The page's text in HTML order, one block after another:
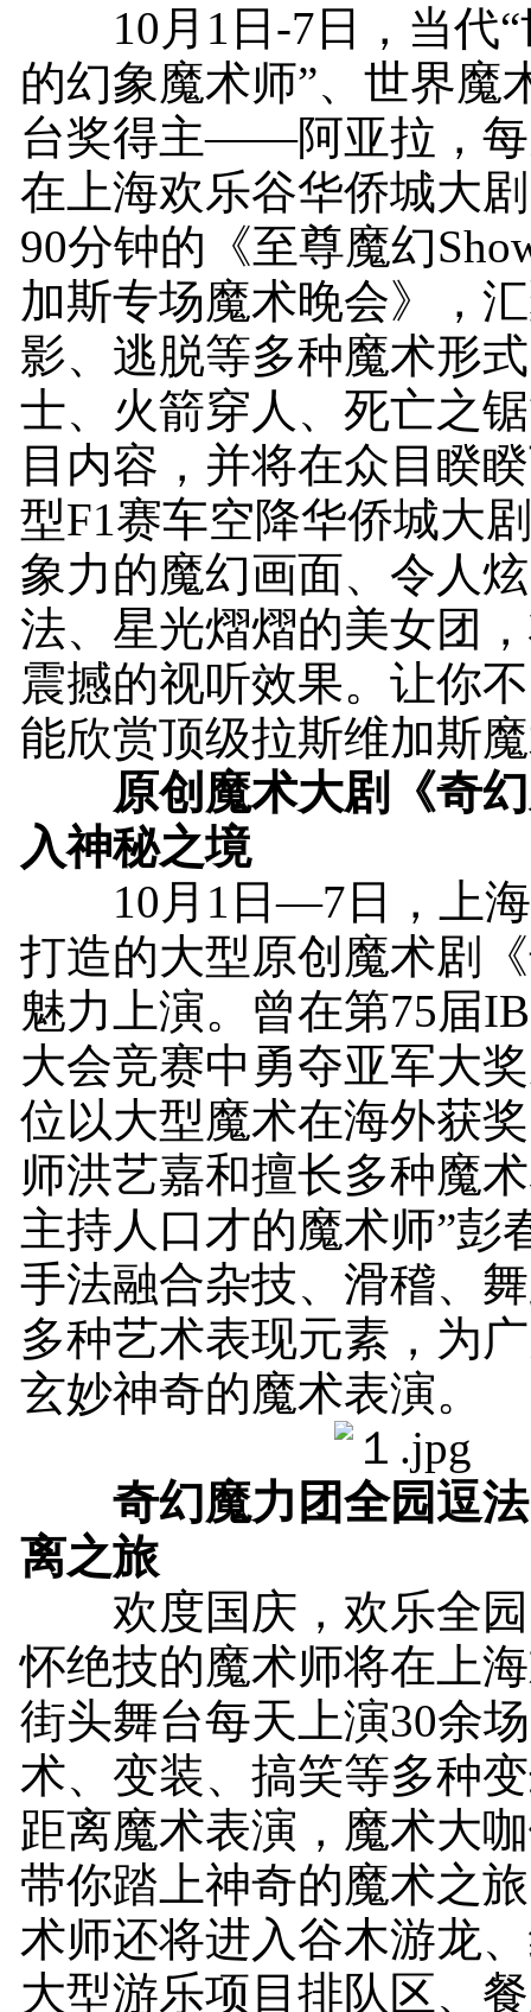
10月1日-7日，当代“
的幻象魔术师”、世界魔
台奖得主——阿亚拉，每
在上海欢乐谷华侨城大
90分钟的《至尊魔幻
加斯专场魔术晚会》，
影、逃脱等多种魔术形
士、火箭穿人、死亡之
目内容，并将在众目睽
型F1赛车空降华侨城大
象力的魔幻画面、令人
法、星光熠熠的美女团
震撼的视听效果。让你
能欣赏顶级拉斯维加斯
原创魔术大剧《奇
入神秘之境
10月1日—7日，上海
打造的大型原创魔术剧
魅力上演。曾在第75届
大会竞赛中勇夺亚军大
位以大型魔术在海外获
师洪艺嘉和擅长多种魔
主持人口才的魔术师”彭
手法融合杂技、滑稽、
多种艺术表现元素，为
玄妙神奇的魔术表演。
奇幻魔力团全园逗
离之旅
欢度国庆，欢乐全园
怀绝技的魔术师将在上
街头舞台每天上演30余
术、变装、搞笑等多种
距离魔术表演，魔术大
带你踏上神奇的魔术之
术师还将进入谷木游龙
大型游乐项目排队区、